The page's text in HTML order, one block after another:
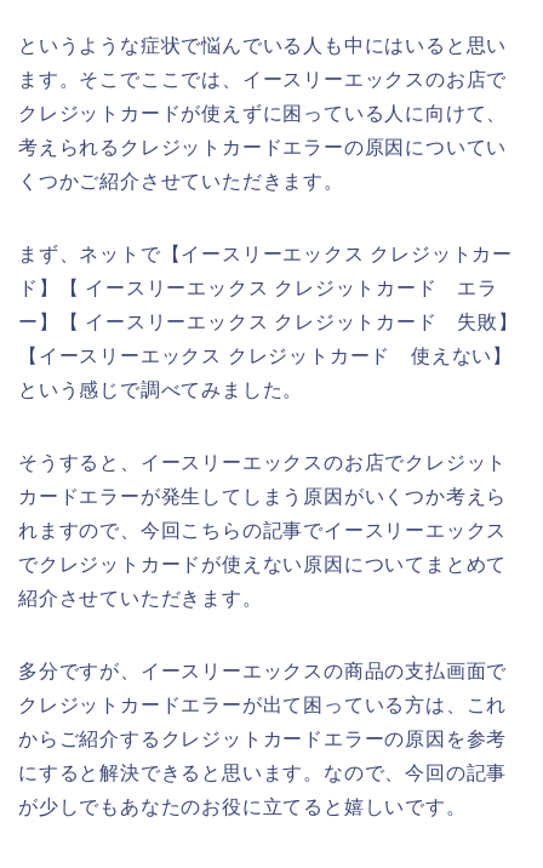
というような症状で悩んでいる人も中にはいると思い
ます。そこでここでは、イースリーエックスのお店で
クレジットカードが使えずに困っている人に向けて、
考えられるクレジットカードエラーの原因についてい
くつかご紹介させていただきます。
まず、ネットで【イースリーエックス クレジットカー
ド】【 イースリーエックス クレジットカード エラ
ー】【 イースリーエックス クレジットカード 失敗】
【イースリーエックス クレジットカード 使えない】
という感じで調べてみました。
そうすると、イースリーエックスのお店でクレジット
カードエラーが発生してしまう原因がいくつか考えら
れますので、今回こちらの記事でイースリーエックス
でクレジットカードが使えない原因についてまとめて
紹介させていただきます。
多分ですが、イースリーエックスの商品の支払画面で
クレジットカードエラーが出て困っている方は、これ
からご紹介するクレジットカードエラーの原因を参考
にすると解決できると思います。なので、今回の記事
が少しでもあなたのお役に立てると嬉しいです。